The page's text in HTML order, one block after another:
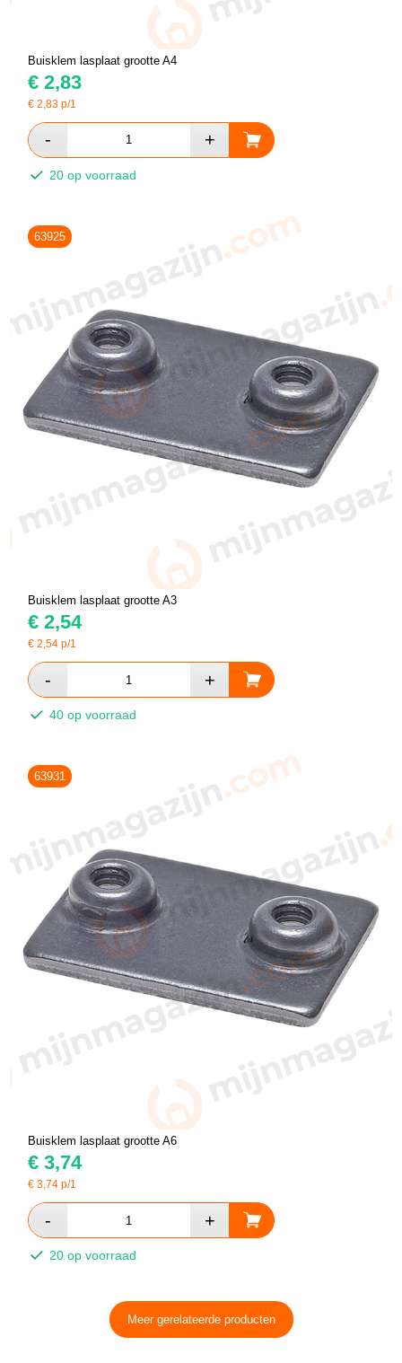
Buisklem lasplaat grootte A4
€ 2,83
€2,83 p/1
20 op voorraad
63925
Buisklem lasplaat grootte A3
€ 2,54
€2,54 p/1
40 op voorraad
63931
Buisklem lasplaat grootte A6
€ 3,74
€3,74 p/1
20 op voorraad
Meer gerelateerde producten